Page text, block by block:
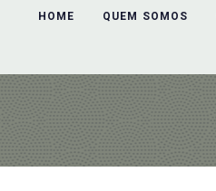
HOME QUEM SOMOS